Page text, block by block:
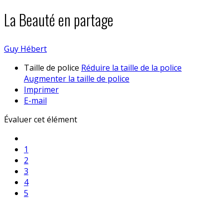
La Beauté en partage
Guy Hébert
Taille de police Réduire la taille de la police
Augmenter la taille de police
Imprimer
E-mail
Évaluer cet élément
1
2
3
4
5